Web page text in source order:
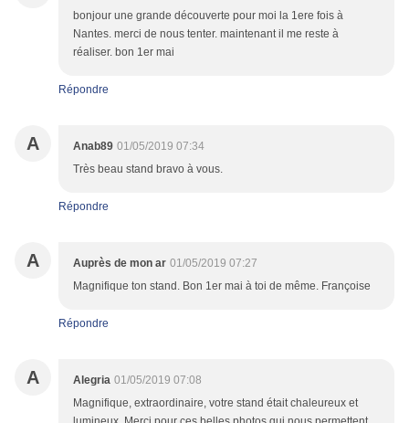
bonjour une grande découverte pour moi la 1ere fois à
Nantes. merci de nous tenter. maintenant il me reste à
réaliser. bon 1er mai
Répondre
A Anab89 01/05/2019 07:34
Très beau stand bravo à vous.
Répondre
A Auprès de mon ar 01/05/2019 07:27
Magnifique ton stand. Bon 1er mai à toi de même. Françoise
Répondre
A Alegria 01/05/2019 07:08
Magnifique, extraordinaire, votre stand était chaleureux et